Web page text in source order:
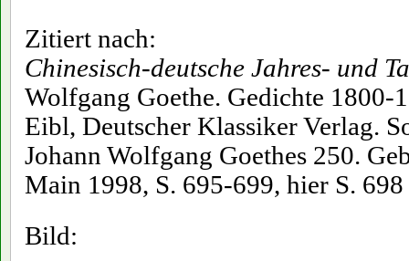
Zitiert nach:
Chinesisch-deutsche Jahres- und
Wolfgang Goethe. Gedichte 1800-
Eibl, Deutscher Klassiker Verlag.
Johann Wolfgang Goethes 250.
Main 1998, S. 695-699, hier S.
Bild: